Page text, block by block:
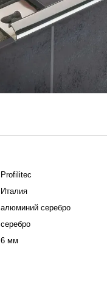
Profilitec
Италия
алюминий серебро
серебро
6 мм